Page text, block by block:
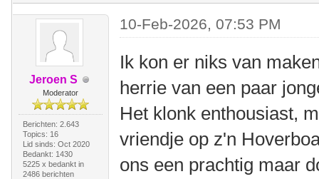
Jeroen S
Moderator
Berichten: 2.643
Topics: 16
Lid sinds: Oct 2020
Bedankt: 1430
5225 x bedankt in
2486 berichten
10-Feb-2026, 07:53 PM
Ik kon er niks van
herrie van een paar
Het klonk enthousiast,
vriendje op z'n
ons een prachtig maar